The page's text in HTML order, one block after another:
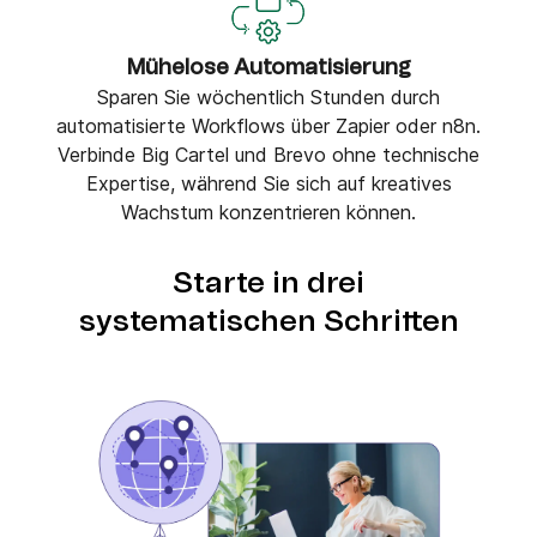
Mühelose Automatisierung
Sparen Sie wöchentlich Stunden durch
automatisierte Workflows über Zapier oder n8n.
Verbinde Big Cartel und Brevo ohne technische
Expertise, während Sie sich auf kreatives
Wachstum konzentrieren können.
Starte in drei
systematischen Schritten